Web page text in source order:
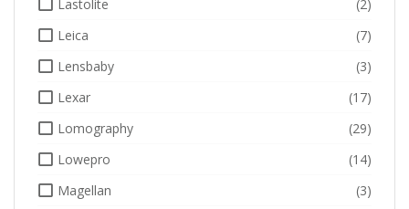
Lastolite
(2)
Leica
(7)
Lensbaby
(3)
Lexar
(17)
Lomography
(29)
Lowepro
(14)
Magellan
(3)